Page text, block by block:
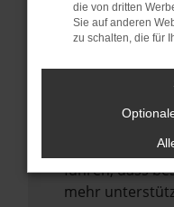
Das kann
Veraltete
führen, dass
mehr
die von dritten
Sie auf anderen
zu schalten, die für